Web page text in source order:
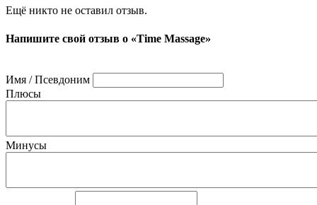
Ещё никто не оставил отзыв.
Напишите свой отзыв о «Time Massage»
Имя / Псевдоним
Плюсы
Минусы